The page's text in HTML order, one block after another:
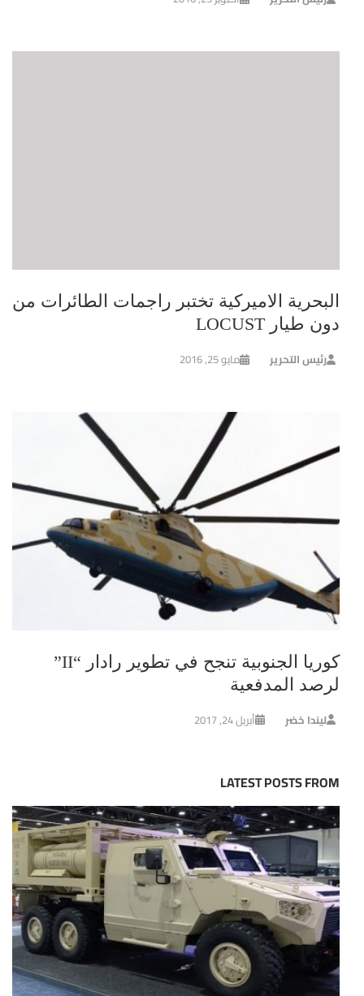
البحرية الاميركية تختبر راجمات الطائرات من
دون طيار LOCUST
رئيس التحرير مايو 25, 2016
كوريا الجنوبية تنجح في تطوير رادار “II”
لرصد المدفعية
ليندا خضر أبريل 24, 2017
LATEST POSTS FROM